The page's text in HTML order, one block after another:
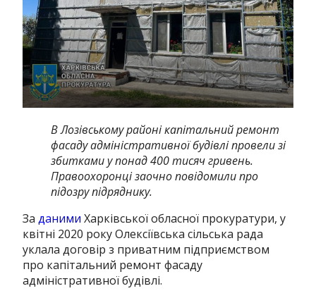
В Лозівському районі капітальний ремонт
фасаду адміністративної будівлі провели зі
збитками у понад 400 тисяч гривень.
Правоохоронці заочно повідомили про
підозру підряднику.
Заданими Харківської обласної прокуратури, у
квітні 2020 року Олексіївська сільська рада
уклала договір з приватним підприємством
про капітальний ремонт фасаду
адміністративної будівлі.